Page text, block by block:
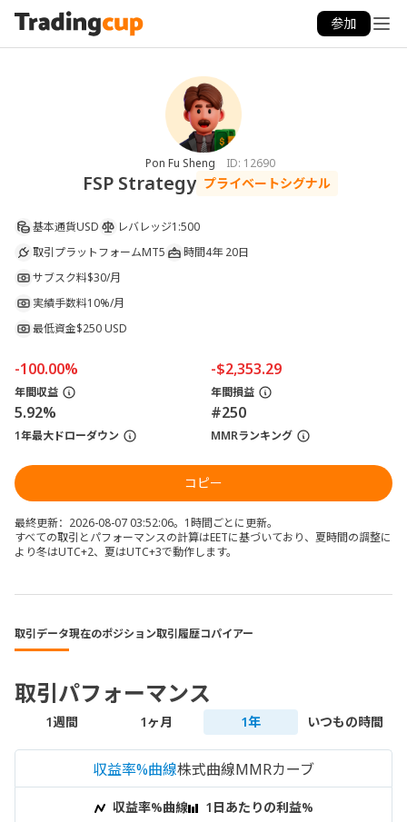
参加
Pon Fu Sheng ID: 12690
FSP Strategy プライベートシグナル
基本通貨USD レバレッジ1:500
取引プラットフォームMT5 時間4年 20日
サブスク料$30/月
実績手数料10%/月
最低資金$250 USD
-100.00%
年間収益
-$2,353.29
年間損益
5.92%
1年最大ドローダウン
#250
MMRランキング
コピー
最終更新：2026-08-07 03:52:06。1時間ごとに更新。
すべての取引とパフォーマンスの計算はEETに基づいており、夏時間の調整に
より冬はUTC+2、夏はUTC+3で動作します。
取引データ現在のポジション取引履歴コパイアー
取引パフォーマンス
1週間 1ヶ月 1年 いつもの時間
収益率%曲線株式曲線MMRカーブ
収益率%曲線 1日あたりの利益%